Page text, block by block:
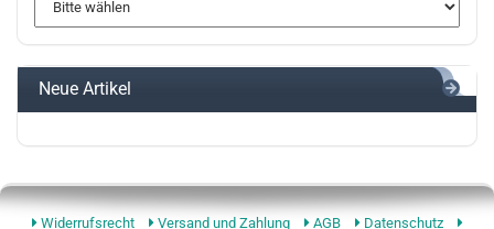
Neue Artikel
Widerrufsrecht Versand und Zahlung AGB Datenschutz